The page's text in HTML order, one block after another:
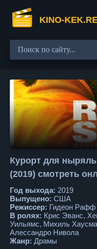
KINO-
Курорт для
(2019) смотреть
Год выхода: 2019
Выпущено: США
Режиссер: Гидеон Рафф
В ролях: Крис Эванс,
Уильямс, Михиль
Алессандро Нивола
Жанр: Драмы